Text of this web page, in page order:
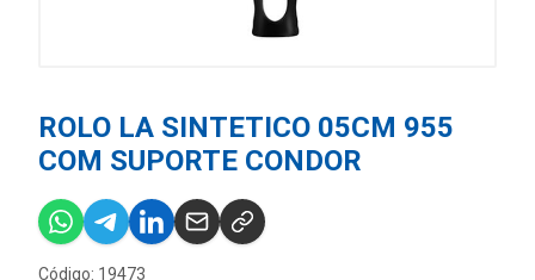
ROLO LA SINTETICO 05CM 955
COM SUPORTE CONDOR
Código: 19473